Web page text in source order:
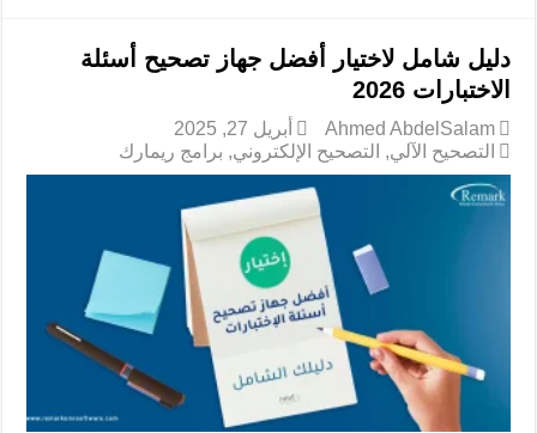
دليل شامل لاختيار أفضل جهاز تصحيح أسئلة
الاختبارات 2026
Ahmed AbdelSalam
أبريل 27, 2025
التصحيح الآلي, التصحيح الإلكتروني, برامج ريمارك